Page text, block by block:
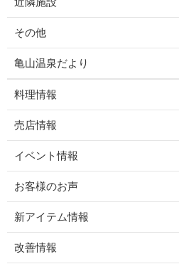
その他
亀山温泉だより
料理情報
売店情報
イベント情報
お客様のお声
新アイテム情報
改善情報